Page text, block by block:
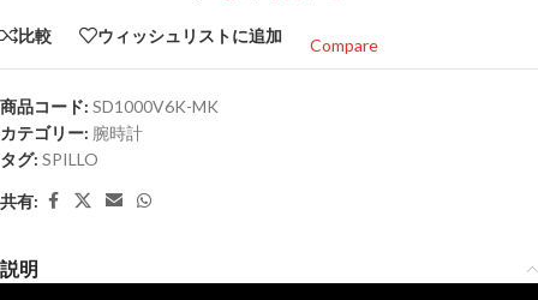
比較 ウィッシュリストに追加
Compare
商品コード: SD1000V6K-MK
カテゴリー: 腕時計
タグ: SPILLO
共有:
説明